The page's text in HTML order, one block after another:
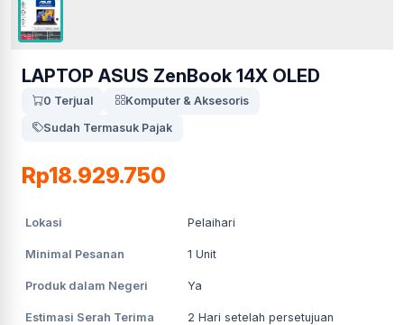
LAPTOP ASUS ZenBook 14X OLED
0 Terjual
Komputer & Aksesoris
Sudah Termasuk Pajak
Rp18.929.750
Lokasi Pelaihari
Minimal Pesanan 1 Unit
Produk dalam Negeri Ya
Estimasi Serah Terima 2 Hari setelah persetujuan